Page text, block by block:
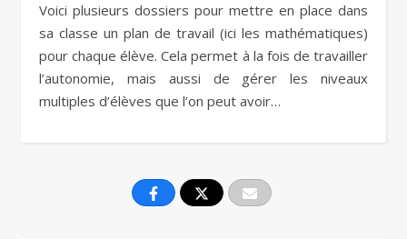
Voici plusieurs dossiers pour mettre en place dans
sa classe un plan de travail (ici les mathématiques)
pour chaque élève. Cela permet à la fois de travailler
l’autonomie, mais aussi de gérer les niveaux
multiples d’élèves que l’on peut avoir…